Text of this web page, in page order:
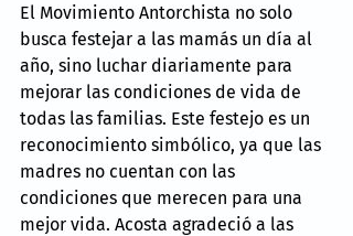
El Movimiento Antorchista no solo
busca festejar a las mamás un día al
año, sino luchar diariamente para
mejorar las condiciones de vida de
todas las familias. Este festejo es un
reconocimiento simbólico, ya que las
madres no cuentan con las
condiciones que merecen para una
mejor vida. Acosta agradeció a las